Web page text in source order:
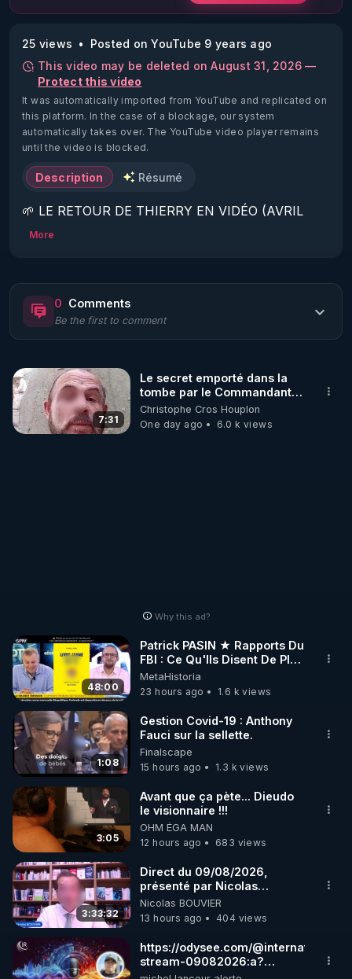
25 views
Posted on YouTube 9 years ago
This video may be deleted on August 31, 2026 —
Protect this video
It was automatically imported from YouTube and replicated on
this platform. In the case of a blockage, our system
automatically takes over. The YouTube video player remains
until the video is blocked.
Description Résumé
🌱 LE RETOUR DE THIERRY EN VIDÉO (AVRIL
2022)!
https://www.rgnr.fr/presentation.html
🌱 LE MAGAZINE RÉGÉNÈRE
🌱 LA BOUTIQUE DU MAGAZINE
Pour obtenir les anciens numéros que vous avez
🌱 INSTAGRAM
https://www.instagram.com/rdlr_thierrycasasnovas/
http://rgnr.li/instagram
🌱 LA NEWSLETTER
Pour ne pas rater l’actualité RGNR (stages,
http://rgnr.li/news
🌱 VIDÉOS NON CENSURÉES SUR ODYSEE
Toutes les vidéos Youtube sont aussi sur la
http://rgnr.li/odysee
🌱 LES STAGES EN PRÉSENTIEL
More
0 Comments
Be the first to comment
7:31
Le secret emporté dans la
tombe par le Commandant
Cousteau le 25 juin 1997
Christophe Cros Houplon
One day ago
6.0 k views
Why this ad?
48:00
Patrick PASIN ★ Rapports Du
FBI : Ce Qu'Ils Disent De Plus
Grave Sur Hitler
MetaHistoria
23 hours ago
1.6 k views
1:08
Gestion Covid-19 : Anthony
Fauci sur la sellette.
Finalscape
15 hours ago
1.3 k views
3:05
Avant que ça pète... Dieudo
le visionnaire !!!
OHM ÉGA MAN
12 hours ago
683 views
3:33:32
Direct du 09/08/2026,
présenté par Nicolas
BOUVIER
Nicolas BOUVIER
13 hours ago
404 views
https://odysee.com/
stream-09082026:a?